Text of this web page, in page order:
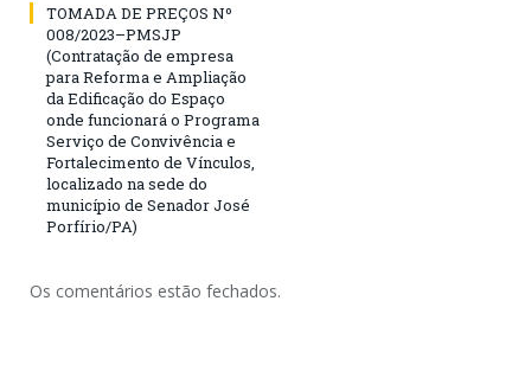
TOMADA DE PREÇOS Nº
008/2023–PMSJP
(Contratação de empresa
para Reforma e Ampliação
da Edificação do Espaço
onde funcionará o Programa
Serviço de Convivência e
Fortalecimento de Vínculos,
localizado na sede do
município de Senador José
Porfírio/PA)
Os comentários estão fechados.